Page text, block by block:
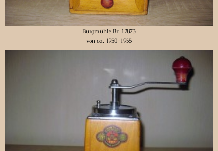
Burgmühle Br. 12873
von ca. 1950-1955